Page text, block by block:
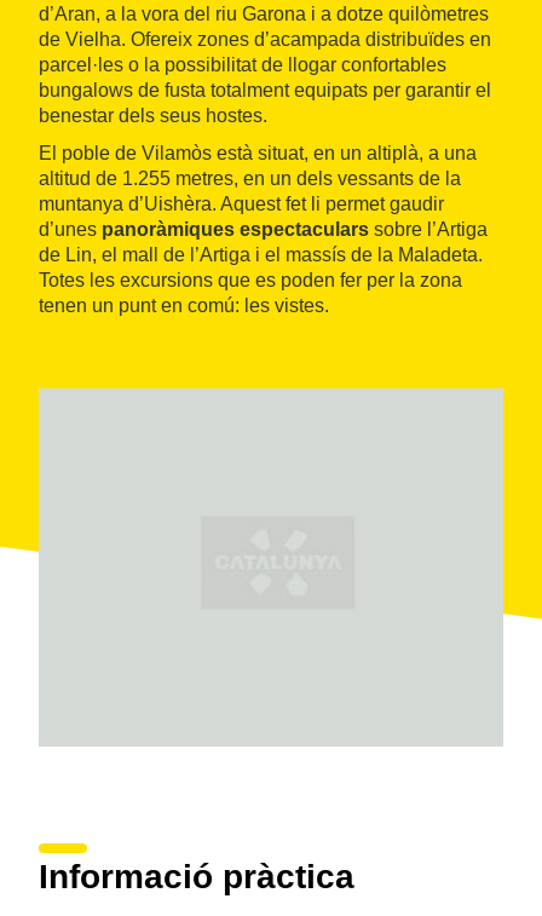
d’Aran, a la vora del riu Garona i a dotze quilòmetres
de Vielha. Ofereix zones d’acampada distribuïdes en
parcel·les o la possibilitat de llogar confortables
bungalows de fusta totalment equipats per garantir el
benestar dels seus hostes.
El poble de Vilamòs està situat, en un altiplà, a una
altitud de 1.255 metres, en un dels vessants de la
muntanya d’Uishèra. Aquest fet li permet gaudir
d’unes panoràmiques espectaculars sobre l’Artiga
de Lin, el mall de l’Artiga i el massís de la Maladeta.
Totes les excursions que es poden fer per la zona
tenen un punt en comú: les vistes.
Informació pràctica